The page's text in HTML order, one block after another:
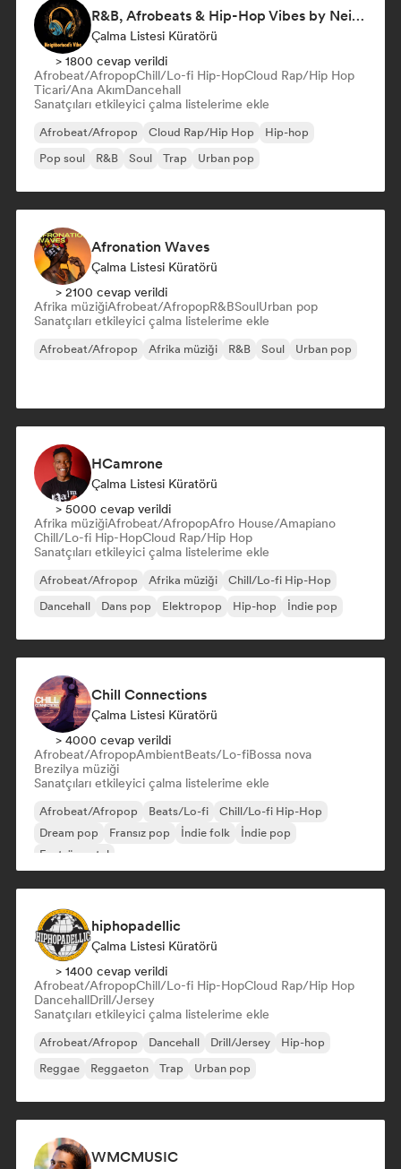
R&B, Afrobeats & Hip-Hop Vibes by Neighborhood's Vibe
Çalma Listesi Küratörü
> 1800 cevap verildi
Afrobeat/AfropopChill/Lo-fi Hip-HopCloud Rap/Hip Hop
Ticari/Ana AkımDancehall
Sanatçıları etkileyici çalma listelerime ekle
Afrobeat/Afropop Cloud Rap/Hip Hop
Hip-hop
Pop soul
R&B Soul Trap Urban pop
Afronation Waves
Çalma Listesi Küratörü
> 2100 cevap verildi
Afrika müziğiAfrobeat/AfropopR&BSoulUrban pop
Sanatçıları etkileyici çalma listelerime ekle
Afrobeat/Afropop Afrika müziği R&B Soul Urban pop
HCamrone
Çalma Listesi Küratörü
> 5000 cevap verildi
Afrika müziğiAfrobeat/AfropopAfro House/Amapiano
Chill/Lo-fi Hip-HopCloud Rap/Hip Hop
Sanatçıları etkileyici çalma listelerime ekle
Afrobeat/Afropop Afrika müziği
Chill/Lo-fi Hip-Hop
Dancehall
Dans pop Elektropop Hip-hop İndie pop
Chill Connections
Çalma Listesi Küratörü
> 4000 cevap verildi
Afrobeat/AfropopAmbientBeats/Lo-fiBossa nova
Brezilya müziği
Sanatçıları etkileyici çalma listelerime ekle
Afrobeat/Afropop Beats/Lo-fi
Chill/Lo-fi Hip-Hop
Dream pop
Fransız pop İndie folk
İndie pop
Enstrümantal
hiphopadellic
Çalma Listesi Küratörü
> 1400 cevap verildi
Afrobeat/AfropopChill/Lo-fi Hip-HopCloud Rap/Hip Hop
DancehallDrill/Jersey
Sanatçıları etkileyici çalma listelerime ekle
Afrobeat/Afropop Dancehall Drill/Jersey
Hip-hop
Reggae
Reggaeton Trap Urban pop
WMCMUSIC